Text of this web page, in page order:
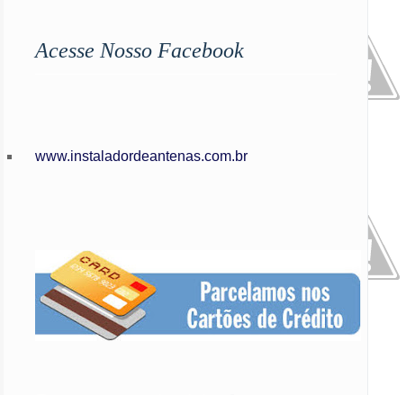
Acesse Nosso Facebook
www.instaladordeantenas.com.br